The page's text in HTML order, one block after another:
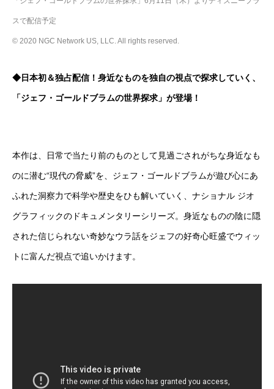
スで配信予定
© 2020 NGC Network US, LLC. All rights reserved.
◆日本初＆独占配信！身近なものを独自の視点で探求していく、
「ジェフ・ゴールドブラムの世界探求」が登場！
本作は、日常で当たり前のものとして見過ごされがちな身近なも
のに潜む“現代の脅威”を、ジェフ・ゴールドブラムが遊び心にあ
ふれた洞察力で科学や歴史をひも解いていく、ナショナル ジオ
グラフィックのドキュメンタリーシリーズ。身近なものの陰に隠
された信じられない奇妙なウラ話をジェフの好奇心旺盛でウィッ
トに富んだ視点で追いかけます。